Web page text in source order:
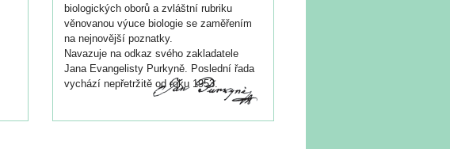
biologických oborů a zvláštní rubriku
věnovanou výuce biologie se zaměřením
na nejnovější poznatky.
Navazuje na odkaz svého zakladatele
Jana Evangelisty Purkyně. Poslední řada
vychází nepřetržitě od roku 1953.